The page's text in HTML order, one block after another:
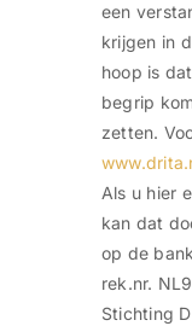
een
krijgen in
hoop is
begrip
zetten.
Als u hier
kan dat
op de
rek.nr.
Stichting